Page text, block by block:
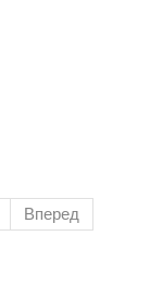
Вперед